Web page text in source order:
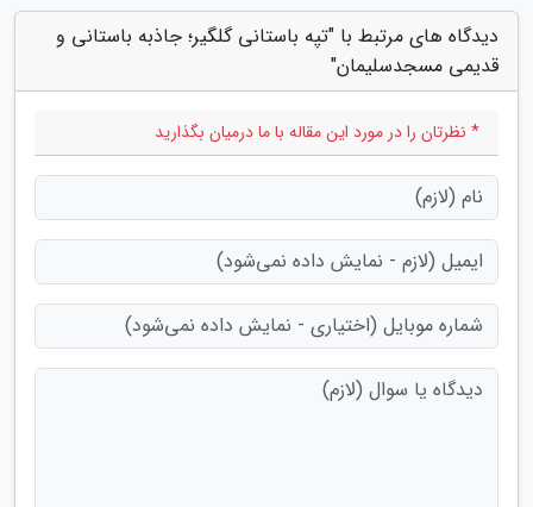
دیدگاه های مرتبط با "تپه باستانی گلگیر؛ جاذبه باستانی و
قدیمی مسجدسلیمان"
* نظرتان را در مورد این مقاله با ما درمیان بگذارید